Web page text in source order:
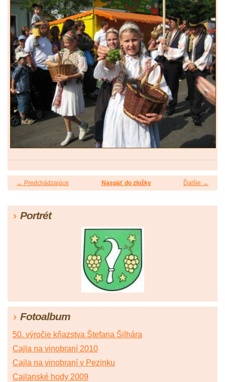
← Predchádzajúce Ďalšie →
Naspäť do zložky
Portrét
Fotoalbum
50. výročie kňazstva Štefana Šilhára
Cajla na vinobraní 2010
Cajla na vinobraní v Pezinku
Cajlanské hody 2009